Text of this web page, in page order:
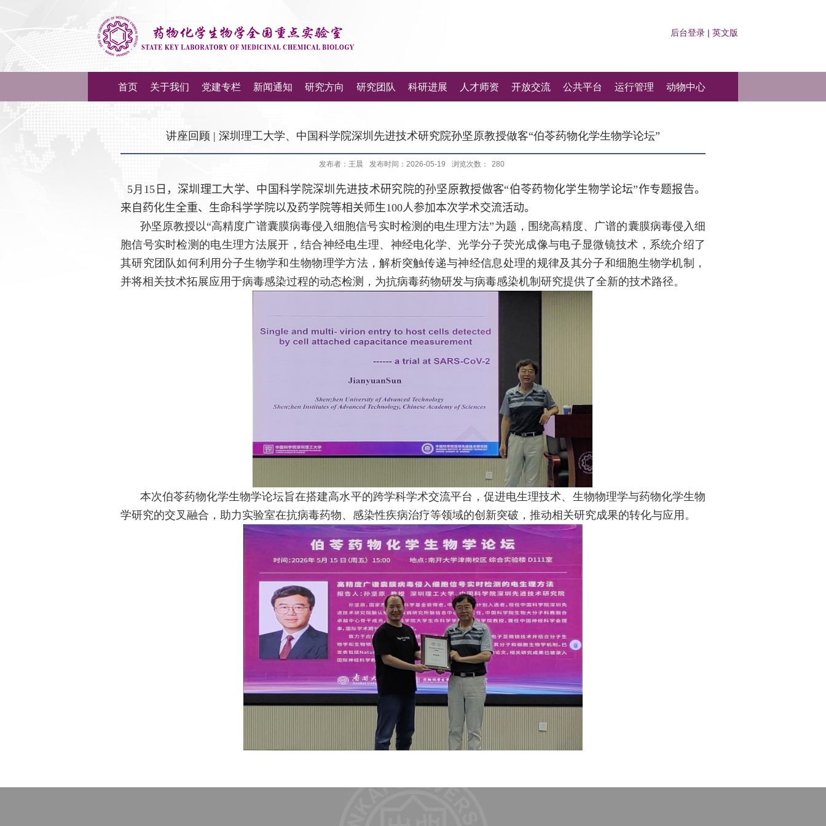
后台登录 | 英文版
首页 关于我们 党建专栏 新闻通知 研究方向 研究团队 科研进展 人才师资 开放交流 公共平台 运行管理 动物中心
讲座回顾 | 深圳理工大学、中国科学院深圳先进技术研究院孙坚原教授做客“伯苓药物化学生物学论坛”
发布者：王晨 发布时间：2026-05-19 浏览次数： 280
5月 15 日，深圳理工大学、中国科学院深圳先进技术研究院的孙坚原教授做客“伯苓药物化学生物学论坛”作专题报告。
来自药化生全重、生命科学学院以及药学院等相关师生100人参加本次学术交流活动。
孙坚原教授以“高精度广谱囊膜病毒侵入细胞信号实时检测的电生理方法”为题，围绕高精度、广谱的囊膜病毒侵入细
胞信号实时检测的电生理方法展开，结合神经电生理、神经电化学、光学分子荧光成像与电子显微镜技术，系统介绍了
其研究团队如何利用分子生物学和生物物理学方法，解析突触传递与神经信息处理的规律及其分子和细胞生物学机制，
并将相关技术拓展应用于病毒感染过程的动态检测，为抗病毒药物研发与病毒感染机制研究提供了全新的技术路径。
本次伯苓药物化学生物学论坛旨在搭建高水平的跨学科学术交流平台，促进电生理技术、生物物理学与药物化学生物
学研究的交叉融合，助力实验室在抗病毒药物、感染性疾病治疗等领域的创新突破，推动相关研究成果的转化与应用。